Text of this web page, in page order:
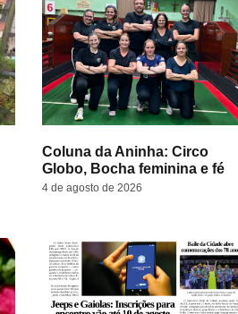
Coluna da Aninha: Circo
Globo, Bocha feminina e fé
4 de agosto de 2026